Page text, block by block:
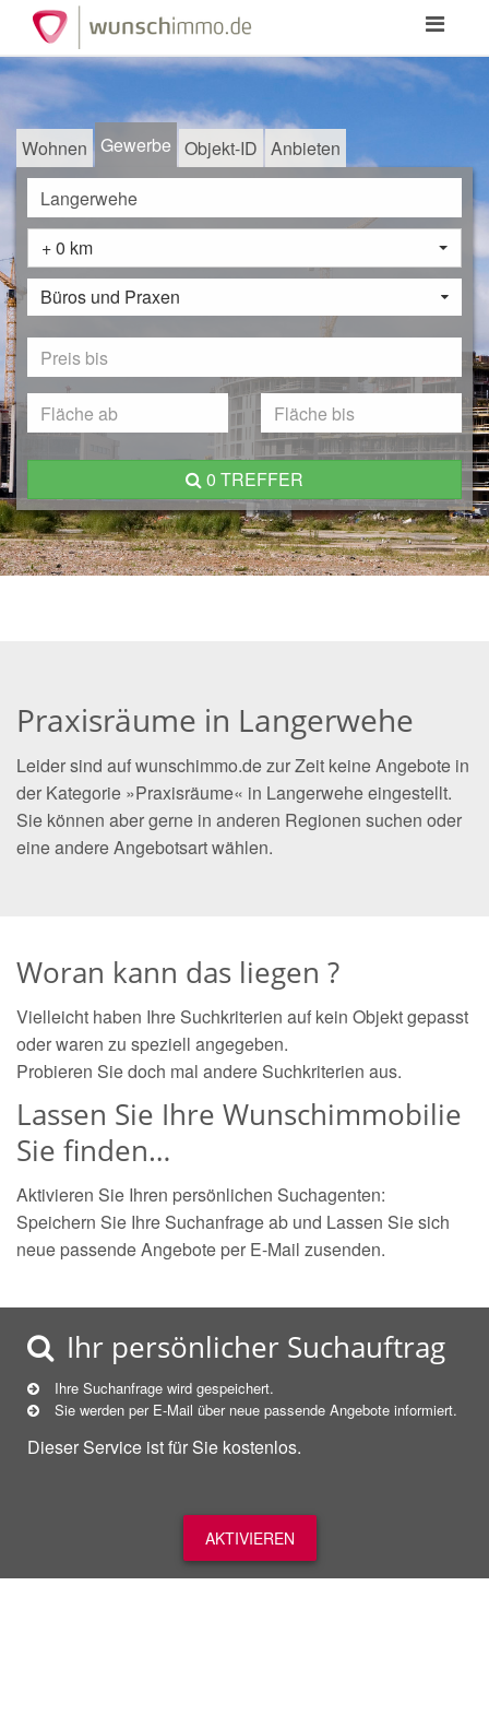
Toggle
Wohnen Gewerbe Objekt-ID Anbieten
+ 0 km
Büros und Praxen
0 TREFFER
Praxisräume in Langerwehe
Leider sind auf wunschimmo.de zur Zeit keine Angebote in
der Kategorie »Praxisräume« in Langerwehe eingestellt.
Sie können aber gerne in anderen Regionen suchen oder
eine andere Angebotsart wählen.
Woran kann das liegen ?
Vielleicht haben Ihre Suchkriterien auf kein Objekt gepasst
oder waren zu speziell angegeben.
Probieren Sie doch mal andere Suchkriterien aus.
Lassen Sie Ihre Wunschimmobilie
Sie finden…
Aktivieren Sie Ihren persönlichen Suchagenten:
Speichern Sie Ihre Suchanfrage ab und Lassen Sie sich
neue passende Angebote per E-Mail zusenden.
Ihr persönlicher Suchauftrag
Ihre Suchanfrage wird gespeichert.
Sie werden per E-Mail über neue passende Angebote informiert.
Dieser Service ist für Sie kostenlos.
AKTIVIEREN